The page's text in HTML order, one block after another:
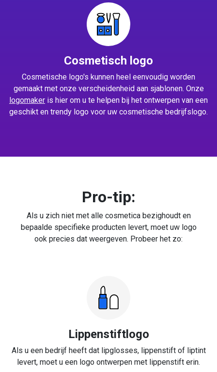
Cosmetisch logo
Cosmetische logo's kunnen heel eenvoudig worden
gemaakt met onze verscheidenheid aan sjablonen. Onze
logomaker is hier om u te helpen bij het ontwerpen van een
geschikt en trendy logo voor uw cosmetische bedrijfslogo.
Pro-tip:
Als u zich niet met alle cosmetica bezighoudt en
bepaalde specifieke producten levert, moet uw logo
ook precies dat weergeven. Probeer het zo:
Lippenstiftlogo
Als u een bedrijf heeft dat lipglosses, lippenstift of liptint
levert, moet u een logo ontwerpen met lippenstift erin.